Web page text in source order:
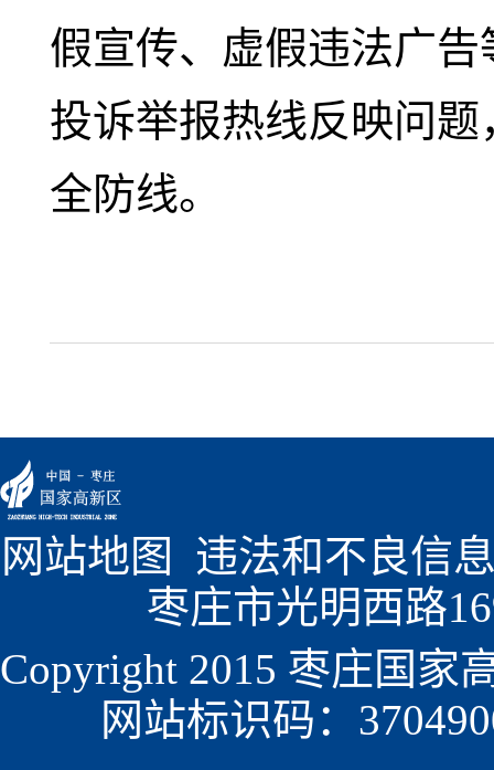
假宣传、虚假违法广告
投诉举报热线反映问
全防线。
网站地图
违法和不良信
枣庄市光明西路
Copyright 2015 枣庄国家
网站标识码：